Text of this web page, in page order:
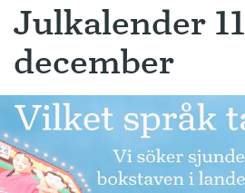
Hem
Artiklar
Krönikor
Språkfrågor
Skrivtips
Julkalender 11
december